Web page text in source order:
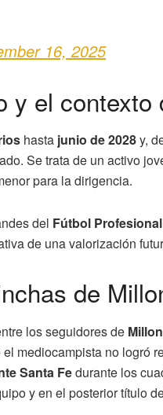
16, 2025
y el contexto
hasta junio de 2028y,
Se trata de un activo
para la dirigencia.
del Fútbol
de una valorización
de
los seguidores de
mediocampista no logró
Santa Fedurante los
y en el posterior título